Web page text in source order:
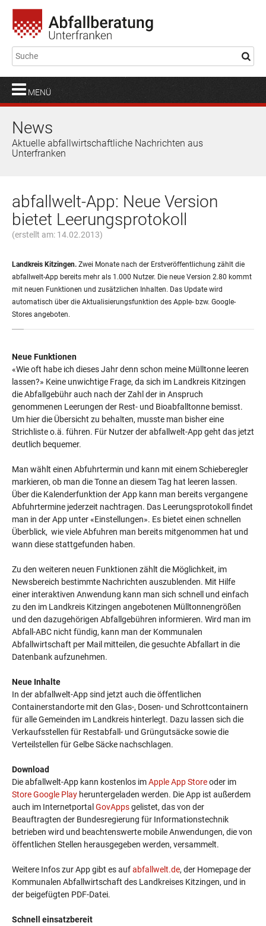
MENÜ
News
Aktuelle abfallwirtschaftliche Nachrichten aus
Unterfranken
abfallwelt-App: Neue Version
bietet Leerungsprotokoll
(erstellt am: 14.02.2013)
Landkreis Kitzingen. Zwei Monate nach der Erstveröffentlichung zählt die
abfallwelt-App bereits mehr als 1.000 Nutzer. Die neue Version 2.80 kommt
mit neuen Funktionen und zusätzlichen Inhalten. Das Update wird
automatisch über die Aktualisierungsfunktion des Apple- bzw. Google-
Stores angeboten.
Neue Funktionen
«Wie oft habe ich dieses Jahr denn schon meine Mülltonne leeren
lassen?» Keine unwichtige Frage, da sich im Landkreis Kitzingen
die Abfallgebühr auch nach der Zahl der in Anspruch
genommenen Leerungen der Rest- und Bioabfalltonne bemisst.
Um hier die Übersicht zu behalten, musste man bisher eine
Strichliste o.ä. führen. Für Nutzer der abfallwelt-App geht das jetzt
deutlich bequemer.
Man wählt einen Abfuhrtermin und kann mit einem Schieberegler
markieren, ob man die Tonne an diesem Tag hat leeren lassen.
Über die Kalenderfunktion der App kann man bereits vergangene
Abfuhrtermine jederzeit nachtragen. Das Leerungsprotokoll findet
man in der App unter «Einstellungen». Es bietet einen schnellen
Überblick, wie viele Abfuhren man bereits mitgenommen hat und
wann diese stattgefunden haben.
Zu den weiteren neuen Funktionen zählt die Möglichkeit, im
Newsbereich bestimmte Nachrichten auszublenden. Mit Hilfe
einer interaktiven Anwendung kann man sich schnell und einfach
zu den im Landkreis Kitzingen angebotenen Mülltonnengrößen
und den dazugehörigen Abfallgebühren informieren. Wird man im
Abfall-ABC nicht fündig, kann man der Kommunalen
Abfallwirtschaft per Mail mitteilen, die gesuchte Abfallart in die
Datenbank aufzunehmen.
Neue Inhalte
In der abfallwelt-App sind jetzt auch die öffentlichen
Containerstandorte mit den Glas-, Dosen- und Schrottcontainern
für alle Gemeinden im Landkreis hinterlegt. Dazu lassen sich die
Verkaufsstellen für Restabfall- und Grüngutsäcke sowie die
Verteilstellen für Gelbe Säcke nachschlagen.
Download
Die abfallwelt-App kann kostenlos imApple App Storeoder im
Store Google Play heruntergeladen werden. Die App ist außerdem
auch im InternetportalGovAppsgelistet, das von der
Beauftragten der Bundesregierung für Informationstechnik
betrieben wird und beachtenswerte mobile Anwendungen, die von
öffentlichen Stellen herausgegeben werden, versammelt.
Weitere Infos zur App gibt es aufabfallwelt.de, der Homepage der
Kommunalen Abfallwirtschaft des Landkreises Kitzingen, und in
der beigefügten PDF-Datei.
Schnell einsatzbereit